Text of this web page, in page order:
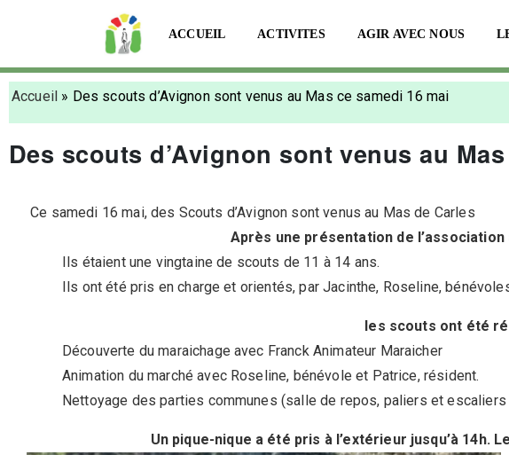
ACCUEIL ACTIVITES AGIR AVEC NOUS
Accueil » Des scouts d’Avignon sont venus au Mas ce samedi 16 mai
Des scouts d’Avignon sont venus au
Ce samedi 16 mai, des Scouts d’Avignon sont venus au Mas de Carles
Après une présentation de
Ils étaient une vingtaine de scouts de 11 à 14 ans.
Ils ont été pris en charge et orientés, par Jacinthe, Roseline,
les scouts ont été
Découverte du maraichage avec Franck Animateur Maraicher
Animation du marché avec Roseline, bénévole et Patrice, résident.
Nettoyage des parties communes (salle de repos, paliers et
Un pique-nique a été pris à l’extérieur jusqu’à